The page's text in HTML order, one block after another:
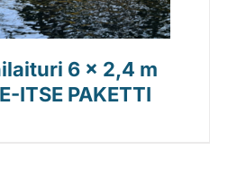
6 x 2,4 m
ITSE PAKETTI